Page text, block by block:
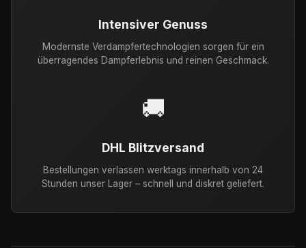
Intensiver Genuss
Modernste Verdampfertechnologien sorgen für ein
überragendes Dampferlebnis und reinen Geschmack.
🚚
DHL Blitzversand
Bestellungen verlassen werktags innerhalb von 24
Stunden unser Lager – schnell und diskret geliefert.